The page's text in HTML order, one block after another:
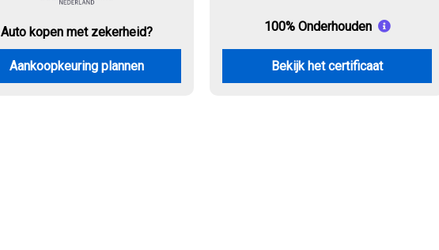
Auto kopen met zekerheid?
Aankoopkeuring plannen
100% Onderhouden
Bekijk het certificaat